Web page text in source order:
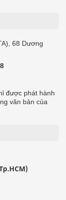
68 Dương
được phát hành
văn bản của